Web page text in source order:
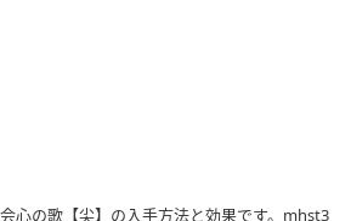
心の歌【尖】の入手方法と効果です。mhst3